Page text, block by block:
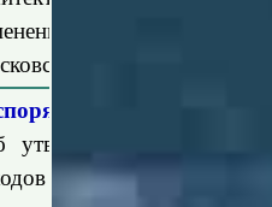
в Положение
области"
утверждении Порядка
(в том числе их